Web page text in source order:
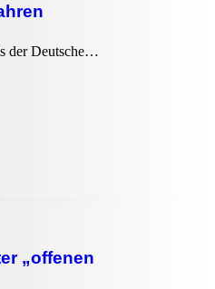
der Deutsche…
„offenen